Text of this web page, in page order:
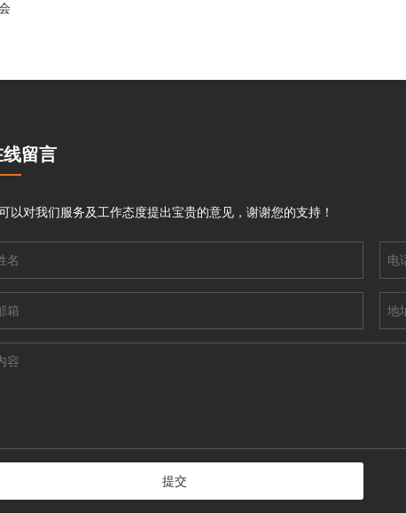
线留言
以对我们服务及工作态度提出宝贵的意见，谢谢您的支持！